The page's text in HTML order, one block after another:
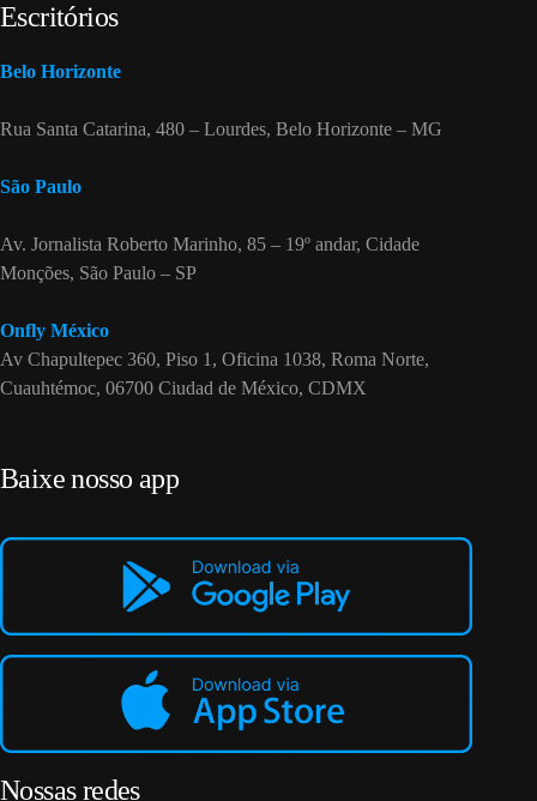
Escritórios
Belo Horizonte
Rua Santa Catarina, 480 – Lourdes, Belo Horizonte – MG
São Paulo
Av. Jornalista Roberto Marinho, 85 – 19º andar, Cidade
Monções, São Paulo – SP
Onfly México
Av Chapultepec 360, Piso 1, Oficina 1038, Roma Norte,
Cuauhtémoc, 06700 Ciudad de México, CDMX
Baixe nosso app
Nossas redes